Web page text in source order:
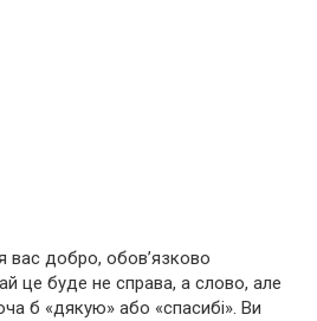
добро, обов’язково
це буде не справа, а слово, але
б «дякую» або «спасибі». Ви